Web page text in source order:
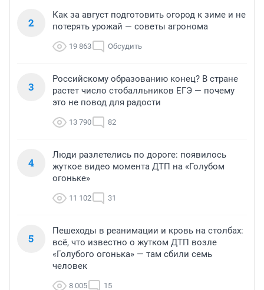
2
Как за август подготовить огород к зиме и не
потерять урожай — советы агронома
19 863 Обсудить
3
Российскому образованию конец? В стране
растет число стобалльников ЕГЭ — почему
это не повод для радости
13 790 82
4
Люди разлетелись по дороге: появилось
жуткое видео момента ДТП на «Голубом
огоньке»
11 102 31
5
Пешеходы в реанимации и кровь на столбах:
всё, что известно о жутком ДТП возле
«Голубого огонька» — там сбили семь
человек
8 005 15